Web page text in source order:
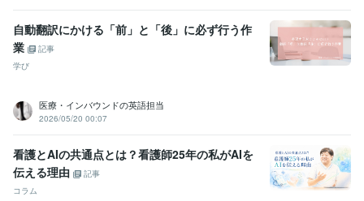
自動翻訳にかける「前」と「後」に必ず行う作
業
記事
学び
医療・インバウンドの英語担当
2026/05/20 00:07
看護とAIの共通点とは？看護師25年の私がAIを
伝える理由
記事
コラム